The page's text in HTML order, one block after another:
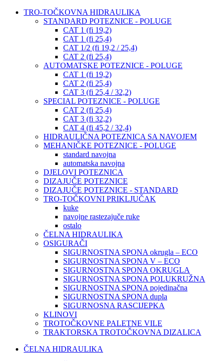
TRO-TOČKOVNA HIDRAULIKA
STANDARD POTEZNICE - POLUGE
CAT 1 (fi 19,2)
CAT 1 (fi 25,4)
CAT 1/2 (fi 19,2 / 25,4)
CAT 2 (fi 25,4)
AUTOMATSKE POTEZNICE - POLUGE
CAT 1 (fi 19,2)
CAT 2 (fi 25,4)
CAT 3 (fi 25,4 / 32,2)
SPECIAL POTEZNICE - POLUGE
CAT 2 (fi 25,4)
CAT 3 (fi 32,2)
CAT 4 (fi 45,2 / 32,4)
HIDRAULIČNA POTEZNICA SA NAVOJEM
MEHANIČKE POTEZNICE - POLUGE
standard navojna
automatska navojna
DJELOVI POTEZNICA
DIZAJUČE POTEZNICE
DIZAJUČE POTEZNICE - STANDARD
TRO-TOČKOVNI PRIKLJUČAK
kuke
navojne rastezajuče ruke
ostalo
ČELNA HIDRAULIKA
OSIGURAČI
SIGURNOSTNA SPONA okrugla – ECO
SIGURNOSTNA SPONA V – ECO
SIGURNOSTNA SPONA OKRUGLA
SIGURNOSTNA SPONA POLUKRUŽNA
SIGURNOSTNA SPONA pojedinačna
SIGURNOSTNA SPONA dupla
SIGURNOSNA RASCIJEPKA
KLINOVI
TROTOČKOVNE PALETNE VILE
TRAKTORSKA TROTOČKOVNA DIZALICA
ČELNA HIDRAULIKA